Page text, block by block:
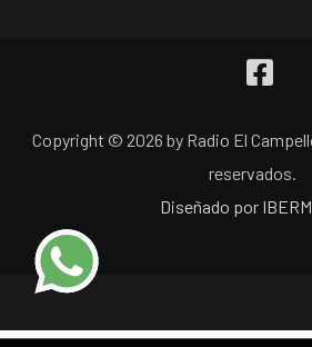
Copyright © 2026 by Radio El
reservados.
Diseñado por